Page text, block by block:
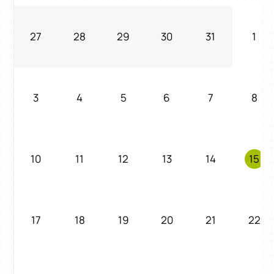
27 28 29 30 31 1
3 4 5 6 7 8
10 11 12 13 14 15
17 18 19 20 21 22